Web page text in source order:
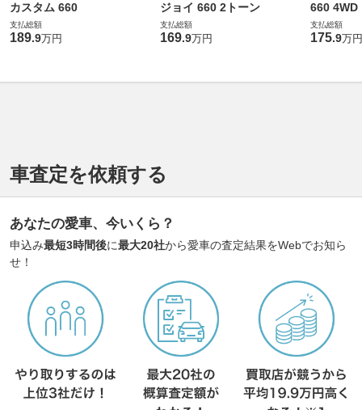
カスタム 660
支払総額
189.9万円
ジョイ 660 2トーン
支払総額
169.9万円
660 4WD
支払総額
175.9万円
車査定を依頼する
あなたの愛車、今いくら？
申込み最短3時間後に最大20社から愛車の査定結果をWebでお知ら
せ！